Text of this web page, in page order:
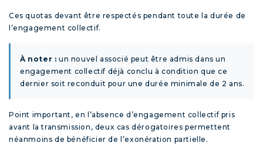
Ces quotas devant être respectés pendant toute la durée de
l’engagement collectif.
À noter : un nouvel associé peut être admis dans un
engagement collectif déjà conclu à condition que ce
dernier soit reconduit pour une durée minimale de 2 ans.
Point important, en l’absence d’engagement collectif pris
avant la transmission, deux cas dérogatoires permettent
néanmoins de bénéficier de l’exonération partielle.